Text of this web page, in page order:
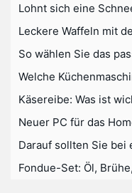
Lohnt sich eine
Leckere Waffeln mit
So wählen Sie das
Welche
Käsereibe: Was ist
Neuer PC für das
Darauf sollten Sie bei
Fondue-Set: Öl,